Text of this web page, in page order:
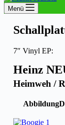
Menü
7″ Vinyl EP:
Heinz
Heimweh /
Abbildung